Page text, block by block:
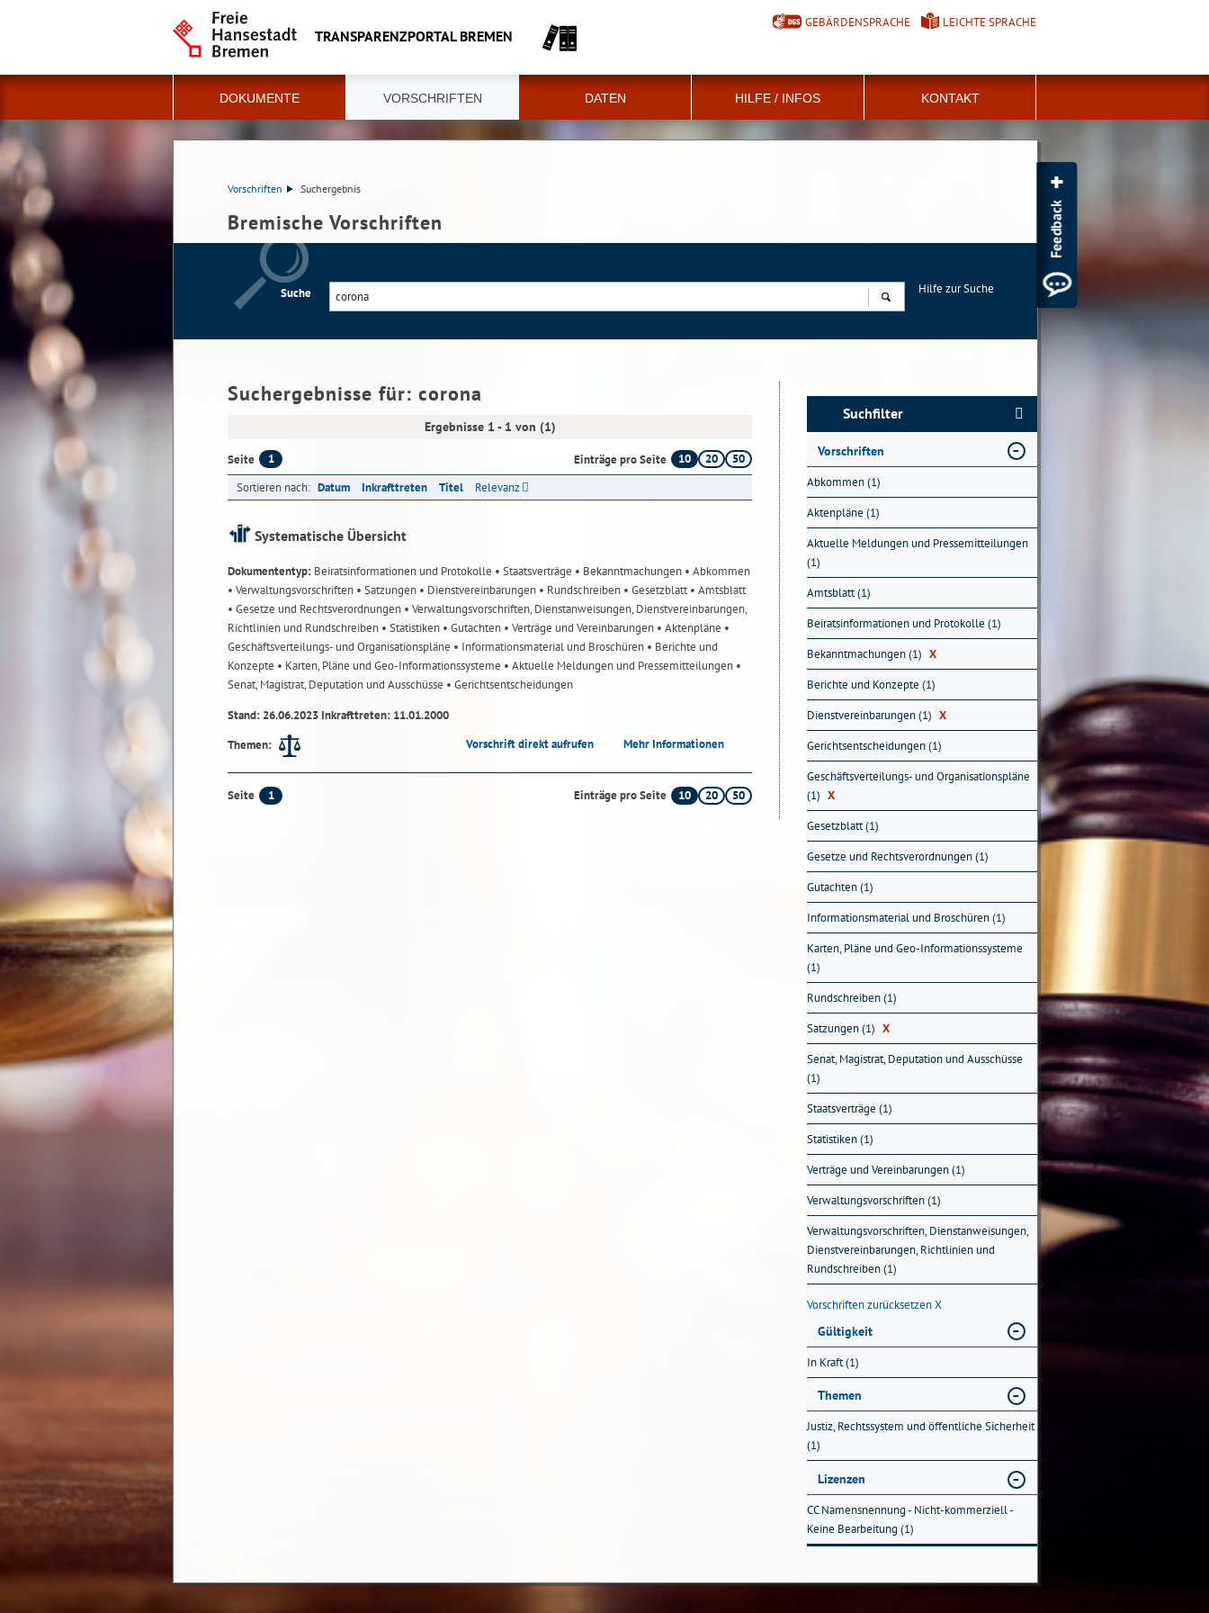
TRANSPARENZPORTAL BREMEN
GEBÄRDENSPRACHE LEICHTE SPRACHE
DOKUMENTE VORSCHRIFTEN DATEN HILFE / INFOS KONTAKT
Vorschriften Suchergebnis
Bremische Vorschriften
Suche
Hilfe zur Suche
Suchergebnisse für: corona
Ergebnisse 1 - 1 von (1)
Seite 1 Einträge pro Seite 10 20
50
Sortieren nach: Datum Inkrafttreten Titel Relevanz
Systematische Übersicht
Dokumententyp: Beiratsinformationen und Protokolle • Staatsverträge • Bekanntmachungen • Abkommen
• Verwaltungsvorschriften • Satzungen • Dienstvereinbarungen • Rundschreiben • Gesetzblatt• Amtsblatt
• Gesetze und Rechtsverordnungen • Verwaltungsvorschriften, Dienstanweisungen, Dienstvereinbarungen,
Richtlinien und Rundschreiben • Statistiken • Gutachten • Verträge und Vereinbarungen • Aktenpläne •
Geschäftsverteilungs- und Organisationspläne • Informationsmaterial und Broschüren • Berichte und
Konzepte • Karten, Pläne und Geo-Informationssysteme • Aktuelle Meldungen und Pressemitteilungen •
Senat, Magistrat, Deputation und Ausschüsse • Gerichtsentscheidungen
Stand: 26.06.2023 Inkrafttreten: 11.01.2000
Themen:
Vorschrift direkt aufrufen Mehr Informationen
Seite 1 Einträge pro Seite 10 20 50
Suchfilter
Vorschriften
Abkommen (1)
Aktenpläne (1)
Aktuelle Meldungen und Pressemitteilungen
(1)
Amtsblatt (1)
Beiratsinformationen und Protokolle (1)
Bekanntmachungen (1) X
Berichte und Konzepte (1)
Dienstvereinbarungen (1) X
Gerichtsentscheidungen (1)
Geschäftsverteilungs- und Organisationspläne
(1) X
Gesetzblatt (1)
Gesetze und Rechtsverordnungen (1)
Gutachten (1)
Informationsmaterial und Broschüren (1)
Karten, Pläne und Geo-Informationssysteme
(1)
Rundschreiben (1)
Satzungen (1) X
Senat, Magistrat, Deputation und Ausschüsse
(1)
Staatsverträge (1)
Statistiken (1)
Verträge und Vereinbarungen (1)
Verwaltungsvorschriften (1)
Verwaltungsvorschriften, Dienstanweisungen,
Dienstvereinbarungen, Richtlinien und
Rundschreiben (1)
Vorschriften zurücksetzenX
Gültigkeit
In Kraft (1)
Themen
Justiz, Rechtssystem und öffentliche Sicherheit
(1)
Lizenzen
CC Namensnennung - Nicht-kommerziell -
Keine Bearbeitung (1)